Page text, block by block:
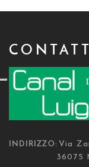
INDIRIZZO: Via
36075